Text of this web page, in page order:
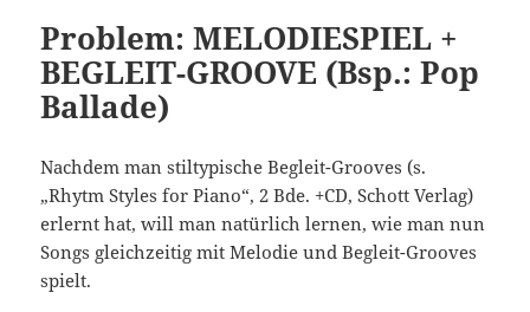
Problem: MELODIESPIEL +
BEGLEIT-GROOVE (Bsp.: Pop
Ballade)
Nachdem man stiltypische Begleit-Grooves (s.
„Rhytm Styles for Piano“, 2 Bde. +CD, Schott Verlag)
erlernt hat, will man natürlich lernen, wie man nun
Songs gleichzeitig mit Melodie und Begleit-Grooves
spielt.